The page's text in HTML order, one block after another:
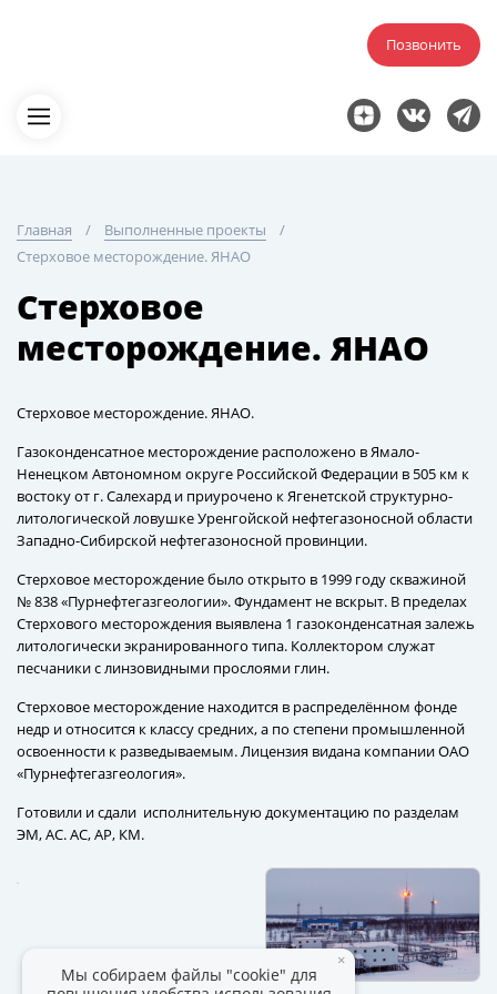
Позвонить
Главная
Выполненные проекты
Стерховое месторождение. ЯНАО
Стерховое
месторождение. ЯНАО
Стерховое месторождение. ЯНАО.
Газоконденсатное месторождение расположено в Ямало-
Ненецком Автономном округе Российской Федерации в 505 км к
востоку от г. Салехард и приурочено к Ягенетской структурно-
литологической ловушке Уренгойской нефтегазоносной области
Западно-Сибирской нефтегазоносной провинции.
Стерховое месторождение было открыто в 1999 году скважиной
№ 838 «Пурнефтегазгеологии». Фундамент не вскрыт. В пределах
Стерхового месторождения выявлена 1 газоконденсатная залежь
литологически экранированного типа. Коллектором служат
песчаники с линзовидными прослоями глин.
Стерховое месторождение находится в распределённом фонде
недр и относится к классу средних, а по степени промышленной
освоенности к разведываемым. Лицензия видана компании ОАО
«Пурнефтегазгеология».
Готовили и сдали исполнительную документацию по разделам
ЭМ, АС. АС, АР, КМ.
×
Мы собираем файлы "cookie" для